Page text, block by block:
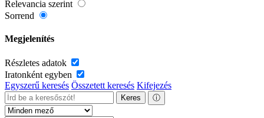
Relevancia szerint
Sorrend
Megjelenítés
Részletes adatok
Iratonként egyben
Egyszerű keresés Összetett keresés Kifejezés
Keres ⓘ